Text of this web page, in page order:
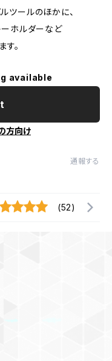
ツールのほかに、
ーホルダーなど
す。
available
方向け
通報する
(52)